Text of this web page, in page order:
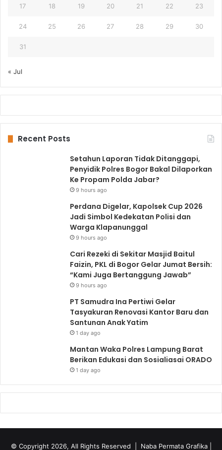
17 18 19 20 21 22 23
24 25 26 27 28 29 30
31
« Jul
Recent Posts
Setahun Laporan Tidak Ditanggapi,
Penyidik Polres Bogor Bakal Dilaporkan
Ke Propam Polda Jabar?
9 hours ago
Perdana Digelar, Kapolsek Cup 2026
Jadi Simbol Kedekatan Polisi dan
Warga Klapanunggal
9 hours ago
Cari Rezeki di Sekitar Masjid Baitul
Faizin, PKL di Bogor Gelar Jumat Bersih:
“Kami Juga Bertanggung Jawab”
9 hours ago
PT Samudra Ina Pertiwi Gelar
Tasyakuran Renovasi Kantor Baru dan
Santunan Anak Yatim
1 day ago
Mantan Waka Polres Lampung Barat
Berikan Edukasi dan Sosialiasai ORADO
1 day ago
© Copyright 2026, All Rights Reserved | Naba Permata Grafika|